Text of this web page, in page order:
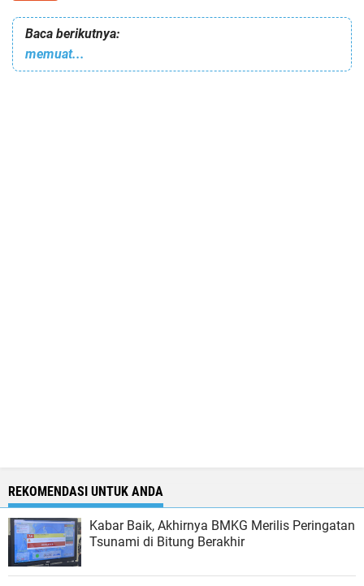
Baca berikutnya:
memuat...
REKOMENDASI UNTUK ANDA
Kabar Baik, Akhirnya BMKG Merilis Peringatan
Tsunami di Bitung Berakhir